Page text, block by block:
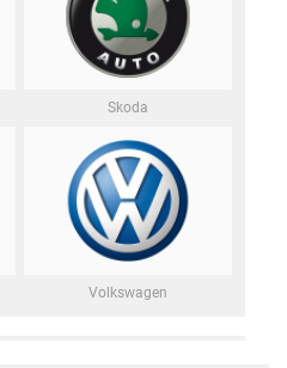
Skoda
Volkswagen